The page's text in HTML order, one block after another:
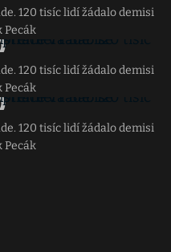
120 tisíc lidí žádalo demisi
Pecák
120 tisíc lidí žádalo demisi
Pecák
120 tisíc lidí žádalo demisi
Pecák